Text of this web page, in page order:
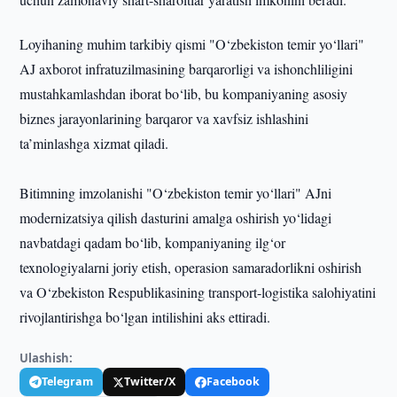
Loyihaning muhim tarkibiy qismi "O‘zbekiston temir yo‘llari"
AJ axborot infratuzilmasining barqarorligi va ishonchliligini
mustahkamlashdan iborat bo‘lib, bu kompaniyaning asosiy
biznes jarayonlarining barqaror va xavfsiz ishlashini
ta’minlashga xizmat qiladi.
Bitimning imzolanishi "O‘zbekiston temir yo‘llari" AJni
modernizatsiya qilish dasturini amalga oshirish yo‘lidagi
navbatdagi qadam bo‘lib, kompaniyaning ilg‘or
texnologiyalarni joriy etish, operasion samaradorlikni oshirish
va O‘zbekiston Respublikasining transport-logistika salohiyatini
rivojlantirishga bo‘lgan intilishini aks ettiradi.
Ulashish:
Telegram Twitter/X Facebook